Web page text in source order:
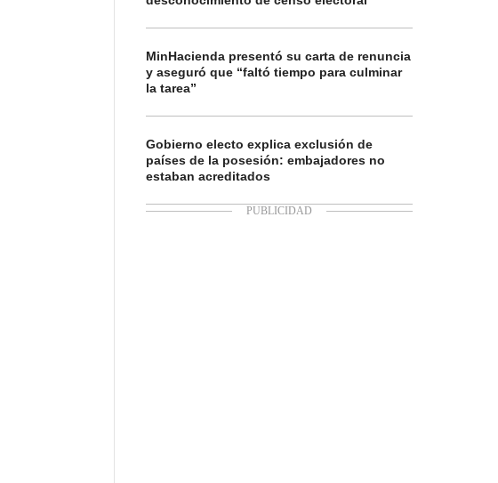
MinHacienda presentó su carta de renuncia
y aseguró que “faltó tiempo para culminar
la tarea”
Gobierno electo explica exclusión de
países de la posesión: embajadores no
estaban acreditados